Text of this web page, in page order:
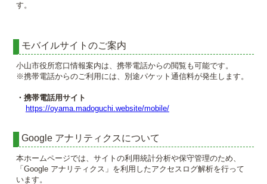
す。
モバイルサイトのご案内
小山市役所窓口情報案内は、携帯電話からの閲覧も可能です。
※携帯電話からのご利用には、別途パケット通信料が発生します。
・携帯電話用サイト
https://oyama.madoguchi.website/mobile/
Google アナリティクスについて
本ホームページでは、サイトの利用統計分析や保守管理のため、
「Google アナリティクス」を利用したアクセスログ解析を行って
います。